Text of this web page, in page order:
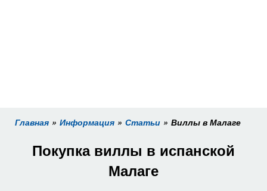
Главная Информация Статьи Виллы в Малаге
Покупка виллы в испанской
Малаге